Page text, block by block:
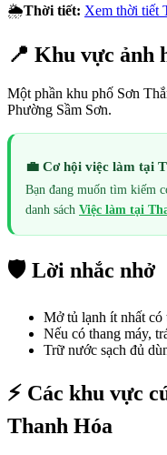
🌦Thời tiết: Xem thời tiết
📍 Khu vực ảnh
Một phần khu phố Sơn
Phường Sầm Sơn.
💼 Cơ hội việc làm tại
Bạn đang muốn tìm kiếm
danh sách Việc làm tại
🛡️ Lời nhắc nhở
Mở tủ lạnh ít nhất có
Nếu có thang máy,
Trữ nước sạch đủ
⚡ Các khu vực
Thanh Hóa